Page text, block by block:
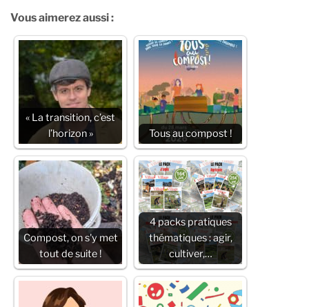
Vous aimerez aussi :
« La transition, c’est
l’horizon »
Tous au compost !
Compost, on s'y met
tout de suite !
4 packs pratiques
thématiques : agir,
cultiver,…